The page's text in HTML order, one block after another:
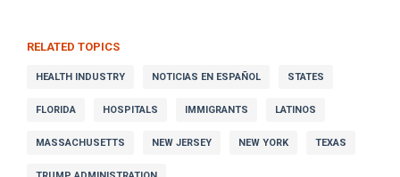
RELATED TOPICS
HEALTH INDUSTRY NOTICIAS EN ESPAÑOL STATES
FLORIDA HOSPITALS IMMIGRANTS LATINOS
MASSACHUSETTS NEW JERSEY NEW YORK TEXAS